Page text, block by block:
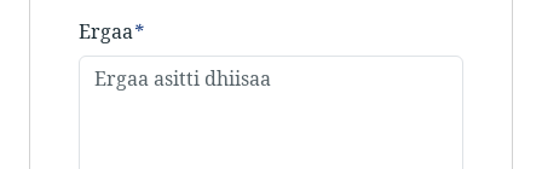
Ergaa*